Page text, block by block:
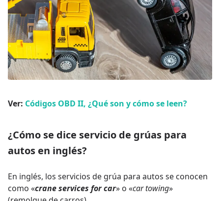
Ver: Códigos OBD II, ¿Qué son y cómo se leen?
¿Cómo se dice servicio de grúas para
autos en inglés?
En inglés, los servicios de grúa para autos se conocen
como «crane services for car» o «car towing»